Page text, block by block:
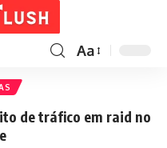
Aa
de tráfico em raid no